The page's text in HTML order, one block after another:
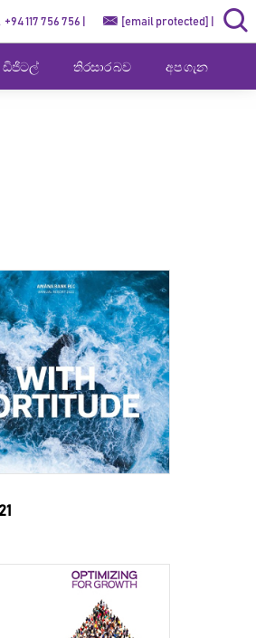
+94 117 756 756 | [email protected]
ඩිජිටල් තිරසාර බව අප ගැන